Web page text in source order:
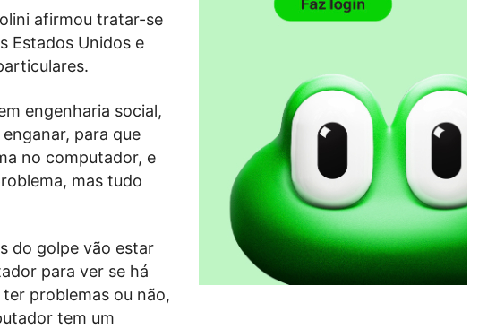
afirmou tratar-se
Estados Unidos e
engenharia social,
para que
no computador, e
mas tudo
do golpe vão estar
para ver se há
problemas ou não,
tem um